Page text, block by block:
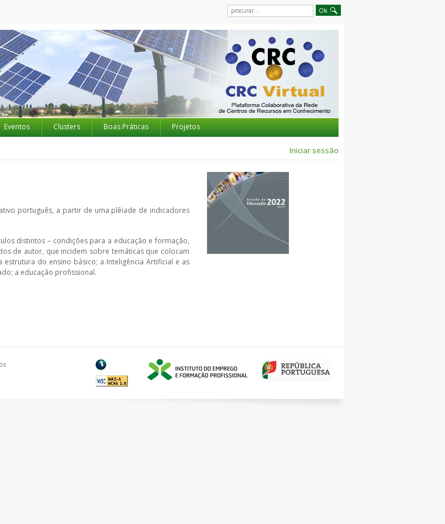
Eventos Clusters Boas Práticas Projetos
Iniciar sessão
português, a partir de uma plêiade de indicadores
distintos – condições para a educação e formação,
de autor, que incidem sobre temáticas que colocam
do ensino básico; a Inteligência Artificial e as
a educação profissional.